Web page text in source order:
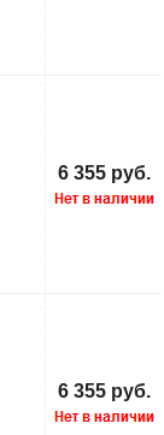
6 355 руб.
6 355 руб.